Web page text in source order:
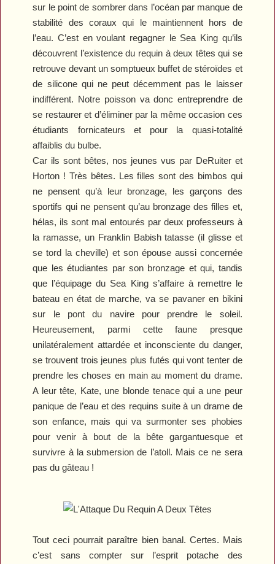
sur le point de sombrer dans l’océan par manque de
stabilité des coraux qui le maintiennent hors de
l’eau. C’est en voulant regagner le Sea King qu’ils
découvrent l’existence du requin à deux têtes qui se
retrouve devant un somptueux buffet de stéroïdes et
de silicone qui ne peut décemment pas le laisser
indifférent. Notre poisson va donc entreprendre de
se restaurer et d’éliminer par la même occasion ces
étudiants fornicateurs et pour la quasi-totalité
affaiblis du bulbe.
Car ils sont bêtes, nos jeunes vus par DeRuiter et
Horton ! Très bêtes. Les filles sont des bimbos qui
ne pensent qu’à leur bronzage, les garçons des
sportifs qui ne pensent qu’au bronzage des filles et,
hélas, ils sont mal entourés par deux professeurs à
la ramasse, un Franklin Babish tatasse (il glisse et
se tord la cheville) et son épouse aussi concernée
que les étudiantes par son bronzage et qui, tandis
que l’équipage du Sea King s’affaire à remettre le
bateau en état de marche, va se pavaner en bikini
sur le pont du navire pour prendre le soleil.
Heureusement, parmi cette faune presque
unilatéralement attardée et inconsciente du danger,
se trouvent trois jeunes plus futés qui vont tenter de
prendre les choses en main au moment du drame.
A leur tête, Kate, une blonde tenace qui a une peur
panique de l’eau et des requins suite à un drame de
son enfance, mais qui va surmonter ses phobies
pour venir à bout de la bête gargantuesque et
survivre à la submersion de l’atoll. Mais ce ne sera
pas du gâteau !
Tout ceci pourrait paraître bien banal. Certes. Mais
c’est sans compter sur l’esprit potache des